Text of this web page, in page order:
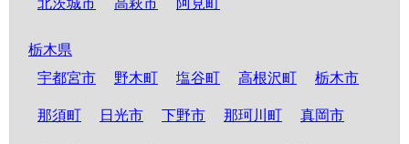
北茨城市 高萩市 阿見町
栃木県
宇都宮市
野木町 塩谷町 高根沢町 栃木市
那須町 日光市 下野市 那珂川町 真岡市